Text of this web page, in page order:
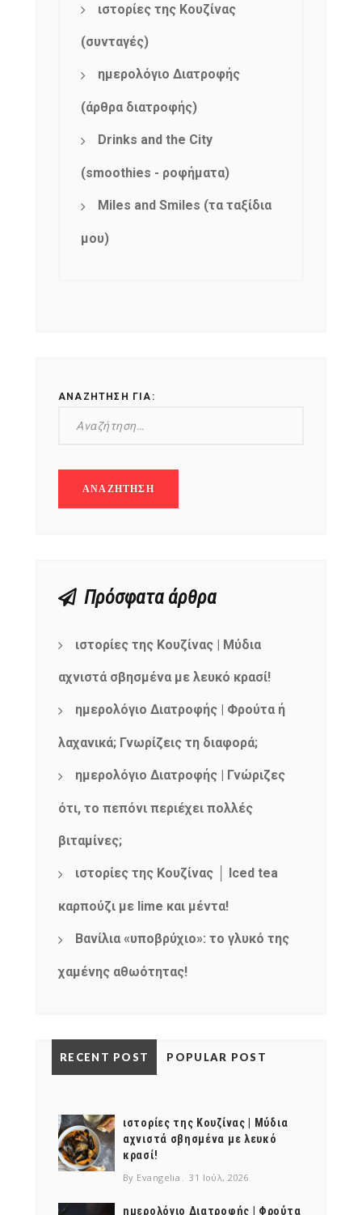
ιστορίες της Κουζίνας
(συνταγές)
ημερολόγιο Διατροφής
(άρθρα διατροφής)
Drinks and the City
(smoothies - ροφήματα)
Miles and Smiles (τα ταξίδια
μου)
ΑΝΑΖΉΤΗΣΗ ΓΙΑ:
Πρόσφατα άρθρα
ιστορίες της Κουζίνας | Μύδια
αχνιστά σβησμένα με λευκό κρασί!
ημερολόγιο Διατροφής | Φρούτα ή
λαχανικά; Γνωρίζεις τη διαφορά;
ημερολόγιο Διατροφής | Γνώριζες
ότι, το πεπόνι περιέχει πολλές
βιταμίνες;
ιστορίες της Κουζίνας │ Iced tea
καρπούζι με lime και μέντα!
Βανίλια «υποβρύχιο»: το γλυκό της
χαμένης αθωότητας!
RECENT POST POPULAR POST
ιστορίες της Κουζίνας | Μύδια
αχνιστά σβησμένα με λευκό
κρασί!
By Evangelia 31 Ιούλ, 2026
ημερολόγιο Διατροφής | Φρούτα